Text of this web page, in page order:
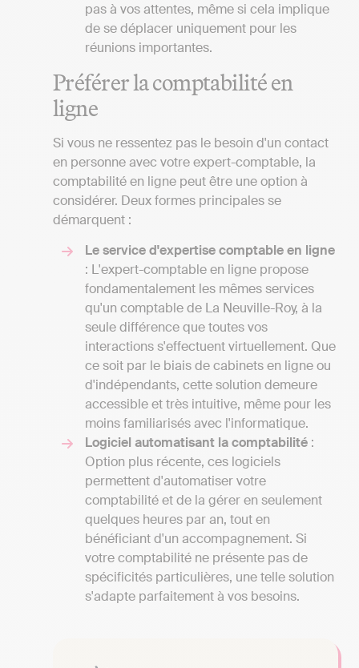
pas à vos attentes, même si cela implique
de se déplacer uniquement pour les
réunions importantes.
Préférer la comptabilité en
ligne
Si vous ne ressentez pas le besoin d'un contact
en personne avec votre expert-comptable, la
comptabilité en ligne peut être une option à
considérer. Deux formes principales se
démarquent :
Le service d'expertise comptable en ligne
: L'expert-comptable en ligne propose
fondamentalement les mêmes services
qu'un comptable de La Neuville-Roy, à la
seule différence que toutes vos
interactions s'effectuent virtuellement. Que
ce soit par le biais de cabinets en ligne ou
d'indépendants, cette solution demeure
accessible et très intuitive, même pour les
moins familiarisés avec l'informatique.
Logiciel automatisant la comptabilité :
Option plus récente, ces logiciels
permettent d'automatiser votre
comptabilité et de la gérer en seulement
quelques heures par an, tout en
bénéficiant d'un accompagnement. Si
votre comptabilité ne présente pas de
spécificités particulières, une telle solution
s'adapte parfaitement à vos besoins.